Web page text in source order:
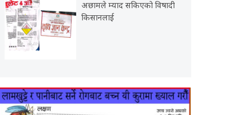
अछामले म्याद सकिएको विषादी
किसानलाई